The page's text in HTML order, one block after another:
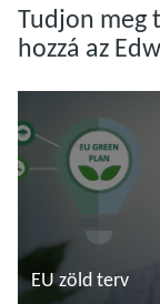
Tudjon meg
hozzá az
EU zöld terv